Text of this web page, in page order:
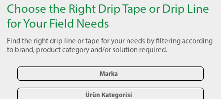
Choose the Right Drip Tape or Drip Line
for Your Field Needs
Find the right drip line or tape for your needs by filtering according
to brand, product category and/or solution required.
Marka
Ürün Kategorisi